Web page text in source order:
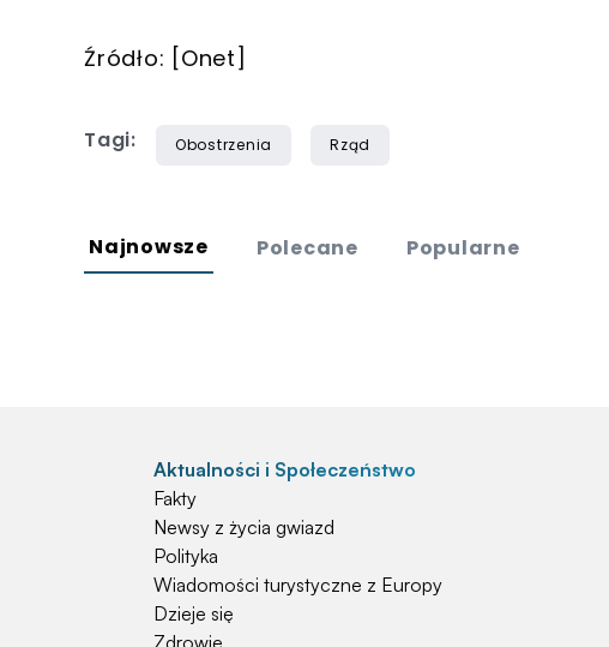
Źródło: [Onet]
Tagi: Obostrzenia Rząd
Najnowsze Polecane Popularne
Aktualności i Społeczeństwo
Fakty
Newsy z życia gwiazd
Polityka
Wiadomości turystyczne z Europy
Dzieje się
Zdrowie